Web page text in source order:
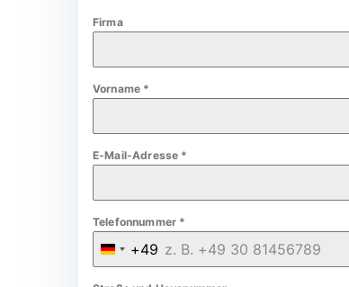
Firma
Vorname *
E-Mail-Adresse *
Telefonnummer *
G
e
+49